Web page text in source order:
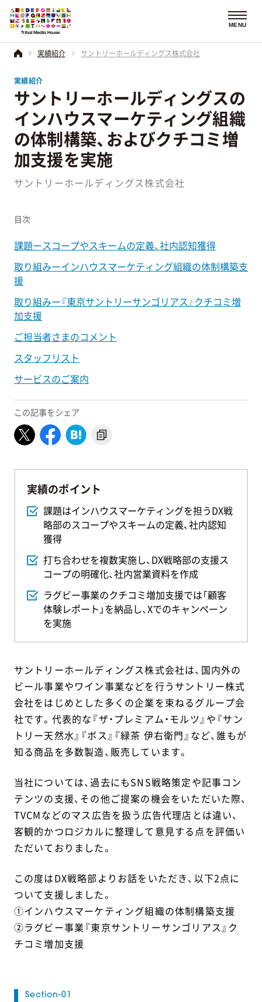
MENU
実績紹介 サントリーホールディングス株式会社
実績紹介
サントリーホールディングスの
インハウスマーケティング組織
の体制構築、およびクチコミ増
加支援を実施
サントリーホールディングス株式会社
実績のポイント
課題はインハウスマーケティングを担うDX戦
略部のスコープやスキームの定義、社内認知
獲得
打ち合わせを複数実施し、DX戦略部の支援ス
コープの明確化、社内営業資料を作成
ラグビー事業のクチコミ増加支援では「顧客
体験レポート」を納品し、Xでのキャンペーン
を実施
サントリーホールディングス株式会社は、国内外の
ビール事業やワイン事業などを行うサントリー株式
会社をはじめとした多くの企業を束ねるグループ会
社です。代表的な『ザ・プレミアム・モルツ』や『サン
トリー天然水』『ボス』『緑茶 伊右衛門』など、誰もが
知る商品を多数製造、販売しています。
当社については、過去にもSNS戦略策定や記事コン
テンツの支援、その他ご提案の機会をいただいた際、
TVCMなどのマス広告を扱う広告代理店とは違い、
客観的かつロジカルに整理して意見する点を評価い
ただいておりました。
この度はDX戦略部よりお話をいただき、以下2点に
ついて支援しました。
①インハウスマーケティング組織の体制構築支援
②ラグビー事業『東京サントリーサンゴリアス』ク
チコミ増加支援
目次
課題ースコープやスキームの定義、社内認知獲得
取り組みーインハウスマーケティング組織の体制構築支
援
取り組みー『東京サントリーサンゴリアス』クチコミ増
加支援
ご担当者さまのコメント
スタッフリスト
サービスのご案内
この記事をシェア